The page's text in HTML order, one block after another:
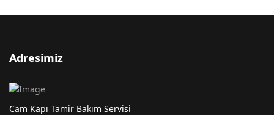
Adresimiz
Cam Kapı Tamir Bakım Servisi